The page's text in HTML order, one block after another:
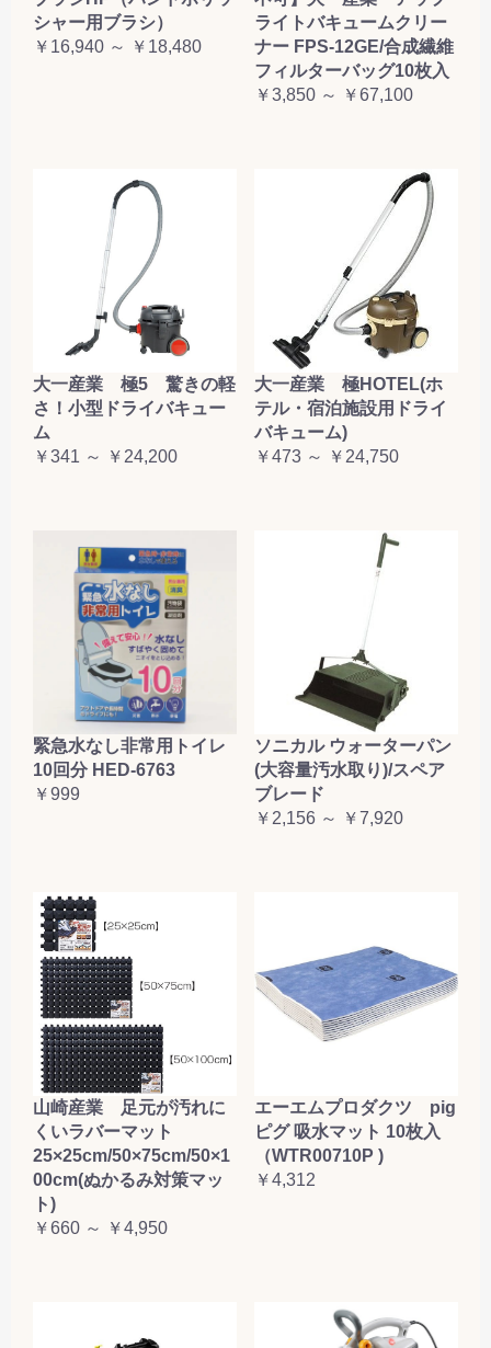
シャー用ブラシ）
￥16,940 ～ ￥18,480
ライトバキュームクリー
ナー FPS-12GE/合成繊維
フィルターバッグ10枚入
￥3,850 ～ ￥67,100
大一産業 極5 驚きの軽
さ！小型ドライバキュー
ム
￥341 ～ ￥24,200
大一産業 極HOTEL(ホ
テル・宿泊施設用ドライ
バキューム)
￥473 ～ ￥24,750
緊急水なし非常用トイレ
10回分 HED-6763
￥999
ソニカル ウォーターパン
(大容量汚水取り)/スペア
ブレード
￥2,156 ～ ￥7,920
山崎産業 足元が汚れに
くいラバーマット
25×25cm/50×75cm/50×1
00cm(ぬかるみ対策マッ
ト)
￥660 ～ ￥4,950
エーエムプロダクツ pig
ピグ 吸水マット 10枚入
（WTR00710P )
￥4,312